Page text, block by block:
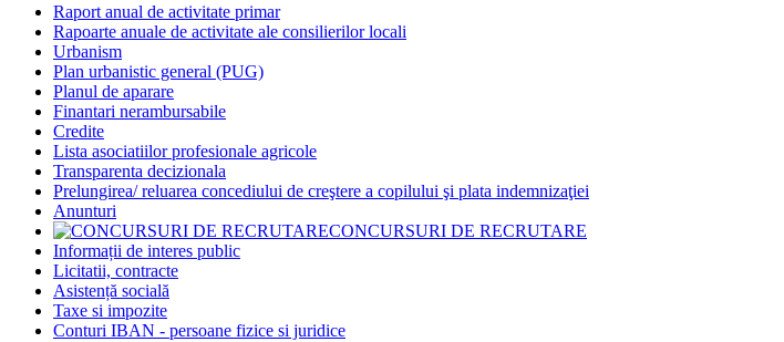
Raport anual de activitate primar
Rapoarte anuale de activitate ale consilierilor locali
Urbanism
Plan urbanistic general (PUG)
Planul de aparare
Finantari nerambursabile
Credite
Lista asociatiilor profesionale agricole
Transparenta decizionala
Prelungirea/ reluarea concediului de creştere a copilului şi plata indemnizaţiei
Anunturi
CONCURSURI DE RECRUTARE
Informații de interes public
Licitatii, contracte
Asistență socială
Taxe si impozite
Conturi IBAN - persoane fizice si juridice